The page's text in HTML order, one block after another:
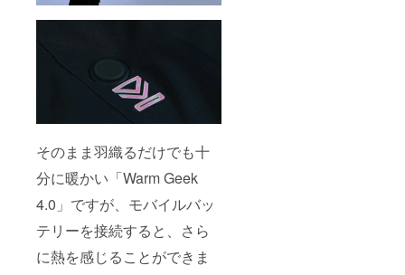
そのまま羽織るだけでも十
分に暖かい「Warm Geek
4.0」ですが、モバイルバッ
テリーを接続すると、さら
に熱を感じることができま